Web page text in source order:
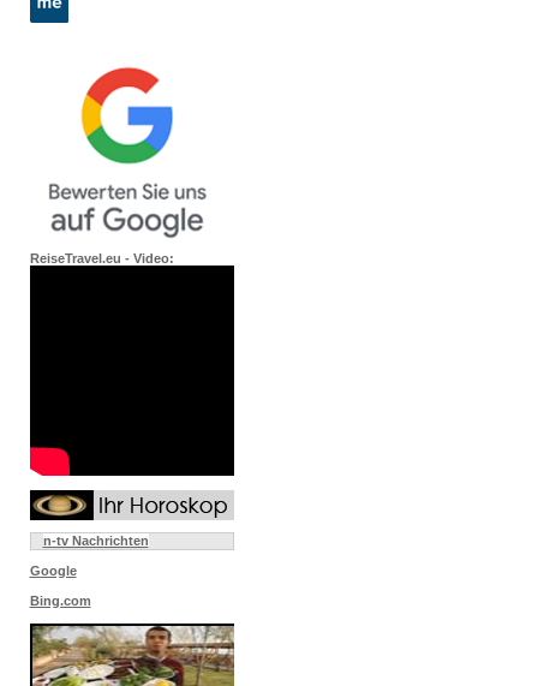
ReiseTravel.eu - Video:
n-tv Nachrichten
Google
Bing.com